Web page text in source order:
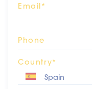
Email*
Phone
Country*